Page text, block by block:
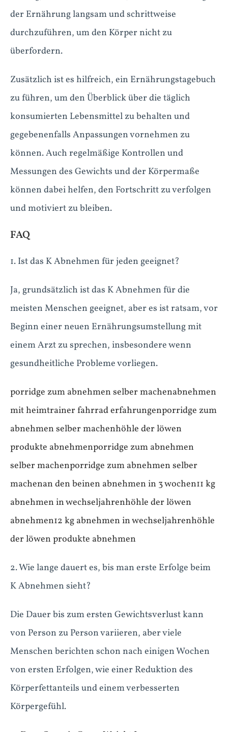
der Ernährung langsam und schrittweise
durchzuführen, um den Körper nicht zu
überfordern.
Zusätzlich ist es hilfreich, ein Ernährungstagebuch
zu führen, um den Überblick über die täglich
konsumierten Lebensmittel zu behalten und
gegebenenfalls Anpassungen vornehmen zu
können. Auch regelmäßige Kontrollen und
Messungen des Gewichts und der Körpermaße
können dabei helfen, den Fortschritt zu verfolgen
und motiviert zu bleiben.
FAQ
1. Ist das K Abnehmen für jeden geeignet?
Ja, grundsätzlich ist das K Abnehmen für die
meisten Menschen geeignet, aber es ist ratsam, vor
Beginn einer neuen Ernährungsumstellung mit
einem Arzt zu sprechen, insbesondere wenn
gesundheitliche Probleme vorliegen.
porridge zum abnehmen selber machenabnehmen
mit heimtrainer fahrrad erfahrungenporridge zum
abnehmen selber machenhöhle der löwen
produkte abnehmenporridge zum abnehmen
selber machenporridge zum abnehmen selber
machenan den beinen abnehmen in 3 wochen11 kg
abnehmen in wechseljahrenhöhle der löwen
abnehmen12 kg abnehmen in wechseljahrenhöhle
der löwen produkte abnehmen
2. Wie lange dauert es, bis man erste Erfolge beim
K Abnehmen sieht?
Die Dauer bis zum ersten Gewichtsverlust kann
von Person zu Person variieren, aber viele
Menschen berichten schon nach einigen Wochen
von ersten Erfolgen, wie einer Reduktion des
Körperfettanteils und einem verbesserten
Körpergefühl.